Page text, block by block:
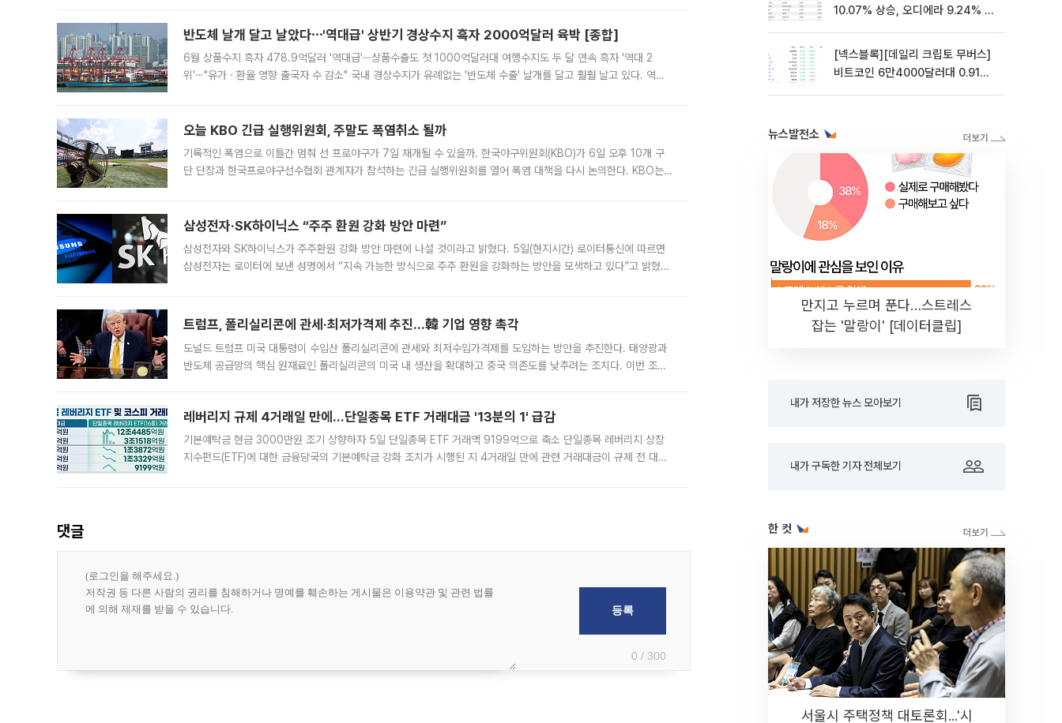
반도체 날개 달고 날았다⋯'역대급' 상반기 경상수지 흑자 2000억달러 육박 [종합]
6월 상품수지 흑자 478.9억달러 '역대급'⋯상품수출도 첫 1000억달러대 여행수지도 두 달 연속 흑자 '역대 2
위'⋯"유가ㆍ환율 영향 출국자 수 감소" 국내 경상수지가 유례없는 '반도체 수출' 날개를 달고 훨훨 날고 있다. 역대
오늘 KBO 긴급 실행위원회, 주말도 폭염취소 될까
기록적인 폭염으로 이틀간 멈춰 선 프로야구가 7일 재개될 수 있을까. 한국야구위원회(KBO)가 6일 오후 10개 구
단 단장과 한국프로야구선수협회 관계자가 참석하는 긴급 실행위원회를 열어 폭염 대책을 다시 논의한다. KBO는
삼성전자·SK하이닉스 “주주 환원 강화 방안 마련”
삼성전자와 SK하이닉스가 주주환원 강화 방안 마련에 나설 것이라고 밝혔다. 5일(현지시간) 로이터통신에 따르면
삼성전자는 로이터에 보낸 성명에서 “지속 가능한 방식으로 주주 환원을 강화하는 방안을 모색하고 있다”고 밝혔다.
트럼프, 폴리실리콘에 관세·최저가격제 추진…韓 기업 영향 촉각
도널드 트럼프 미국 대통령이 수입산 폴리실리콘에 관세와 최저수입가격제를 도입하는 방안을 추진한다. 태양광과
반도체 공급망의 핵심 원재료인 폴리실리콘의 미국 내 생산을 확대하고 중국 의존도를 낮추려는 조치다. 이번 조처
레버리지 규제 4거래일 만에…단일종목 ETF 거래대금 '13분의 1' 급감
기본예탁금 현금 3000만원 조기 상향하자 5일 단일종목 ETF 거래액 9199억으로 축소 단일종목 레버리지 상장
지수펀드(ETF)에 대한 금융당국의 기본예탁금 강화 조치가 시행된 지 4거래일 만에 관련 거래대금이 규제 전 대비
댓글
0 / 300
10.07% 상승, 오디에라 9.24% 하
[넥스블록][데일리 크립토 무버스]
비트코인 6만4000달러대 0.91%
뉴스발전소
만지고 누르며 푼다…스트레스
잡는 '말랑이' [데이터클립]
내가 저장한 뉴스 모아보기
내가 구독한 기자 전체보기
한 컷
서울시 주택정책 대토론회...'시